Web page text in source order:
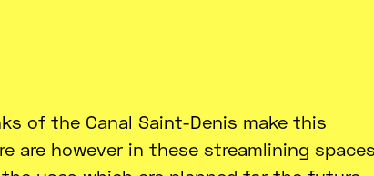
of the Canal Saint-Denis make this
are however in these streamlining